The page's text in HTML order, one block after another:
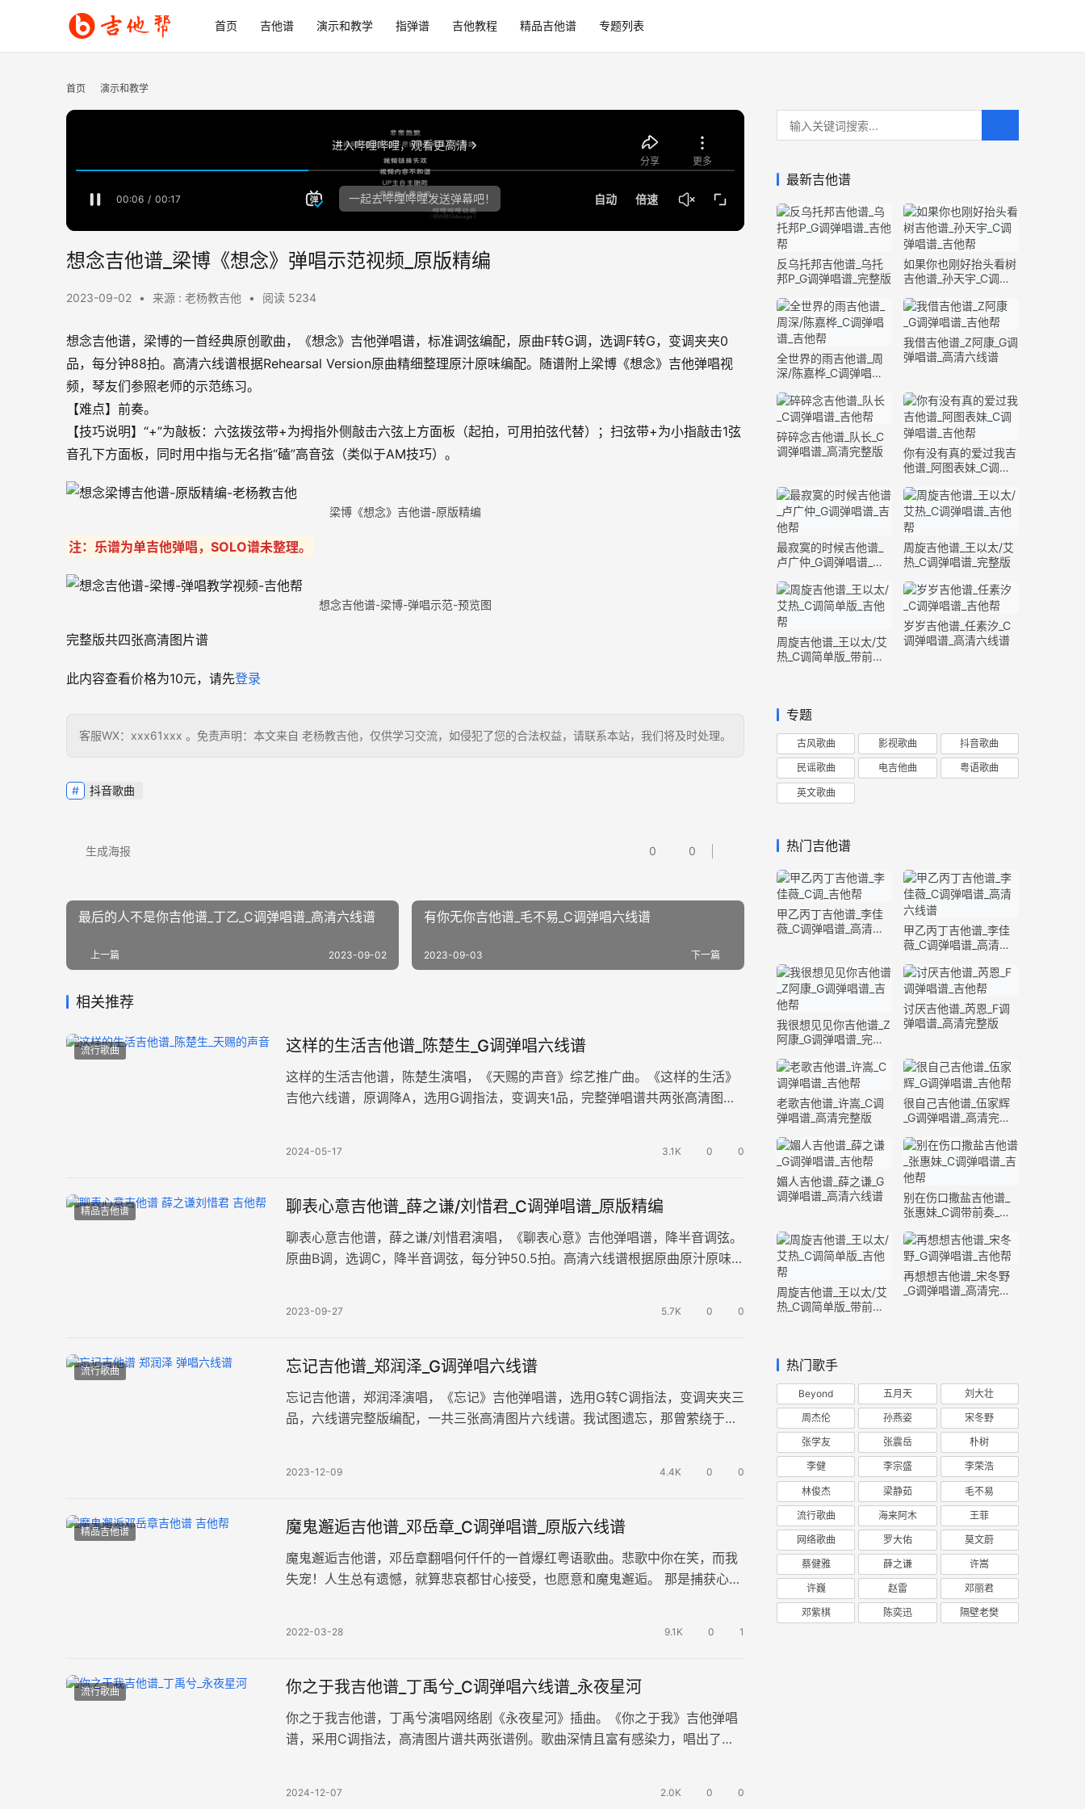
首页 吉他谱 演示和教学 指弹谱 吉他教程 精品吉他谱 专题列表
首页 演示和教学
想念吉他谱_梁博《想念》弹唱示范视频_原版精编
2023-09-02 • 来源 : 老杨教吉他 • 阅读 5234
想念吉他谱，梁博的一首经典原创歌曲，《想念》吉他弹唱谱，标准调弦编配，原曲F转G调，选调F转G，变调夹夹0
品，每分钟88拍。高清六线谱根据Rehearsal Version原曲精细整理原汁原味编配。随谱附上梁博《想念》吉他弹唱视
频，琴友们参照老师的示范练习。
【难点】前奏。
【技巧说明】“+”为敲板：六弦拨弦带+为拇指外侧敲击六弦上方面板（起拍，可用拍弦代替）；扫弦带+为小指敲击1弦
音孔下方面板，同时用中指与无名指“磕”高音弦（类似于AM技巧）。
梁博《想念》吉他谱-原版精编
注：乐谱为单吉他弹唱，SOLO谱未整理。
想念吉他谱-梁博-弹唱示范-预览图
完整版共四张高清图片谱
此内容查看价格为10元，请先登录
客服WX：xxx61xxx 。免责声明：本文来自 老杨教吉他，仅供学习交流，如侵犯了您的合法权益，请联系本站，我们将及时处理。
抖音歌曲
0 0
生成海报
最后的人不是你吉他谱_丁乙_C调弹唱谱_高清六线谱
上一篇 2023-09-02
有你无你吉他谱_毛不易_C调弹唱六线谱
下一篇
2023-09-03
相关推荐
流行歌曲 这样的生活吉他谱_陈楚生_G调弹唱六线谱
这样的生活吉他谱，陈楚生演唱，《天赐的声音》综艺推广曲。《这样的生活》
吉他六线谱，原调降A，选用G调指法，变调夹1品，完整弹唱谱共两张高清图片
2024-05-17 3.1K 0 0
精品吉他谱 聊表心意吉他谱_薛之谦/刘惜君_C调弹唱谱_原版精编
聊表心意吉他谱，薛之谦/刘惜君演唱，《聊表心意》吉他弹唱谱，降半音调弦。
原曲B调，选调C，降半音调弦，每分钟50.5拍。高清六线谱根据原曲原汁原味精
2023-09-27 5.7K 0 0
流行歌曲 忘记吉他谱_郑润泽_G调弹唱六线谱
忘记吉他谱，郑润泽演唱，《忘记》吉他弹唱谱，选用G转C调指法，变调夹夹三
品，六线谱完整版编配，一共三张高清图片六线谱。我试图遗忘，那曾萦绕于你
2023-12-09 4.4K 0 0
精品吉他谱 魔鬼邂逅吉他谱_邓岳章_C调弹唱谱_原版六线谱
魔鬼邂逅吉他谱，邓岳章翻唱何仟仟的一首爆红粤语歌曲。悲歌中你在笑，而我
失宠！人生总有遗憾，就算悲哀都甘心接受，也愿意和魔鬼邂逅。 那是捕获心灵
2022-03-28 9.1K 0 1
流行歌曲 你之于我吉他谱_丁禹兮_C调弹唱六线谱_永夜星河
你之于我吉他谱，丁禹兮演唱网络剧《永夜星河》插曲。《你之于我》吉他弹唱
谱，采用C调指法，高清图片谱共两张谱例。歌曲深情且富有感染力，唱出了爱
2024-12-07 2.0K 0 0
最新吉他谱
反乌托邦吉他谱_乌托
邦P_G调弹唱谱_完整版
如果你也刚好抬头看树
吉他谱_孙天宇_C调弹
全世界的雨吉他谱_周
深/陈嘉桦_C调弹唱谱_
我借吉他谱_Z阿康_G调
弹唱谱_高清六线谱
碎碎念吉他谱_队长_C
调弹唱谱_高清完整版
你有没有真的爱过我吉
他谱_阿图表妹_C调弹
最寂寞的时候吉他谱_
卢广仲_G调弹唱谱_高
周旋吉他谱_王以太/艾
热_C调弹唱谱_完整版
周旋吉他谱_王以太/艾
热_C调简单版_带前奏
岁岁吉他谱_任素汐_C
调弹唱谱_高清六线谱
专题
古风歌曲 影视歌曲 抖音歌曲
民谣歌曲 电吉他曲 粤语歌曲
英文歌曲
热门吉他谱
甲乙丙丁吉他谱_李佳
薇_C调弹唱谱_高清六
甲乙丙丁吉他谱_李佳
薇_C调弹唱谱_高清六
我很想见见你吉他谱_Z
阿康_G调弹唱谱_完整
讨厌吉他谱_芮恩_F调
弹唱谱_高清完整版
老歌吉他谱_许嵩_C调
弹唱谱_高清完整版
很自己吉他谱_伍家辉
_G调弹唱谱_高清完整
媚人吉他谱_薛之谦_G
调弹唱谱_高清六线谱
别在伤口撒盐吉他谱_
张惠妹_C调带前奏_完
周旋吉他谱_王以太/艾
热_C调简单版_带前奏
再想想吉他谱_宋冬野
_G调弹唱谱_高清完整
热门歌手
Beyond 五月天 刘大壮
周杰伦 孙燕姿 宋冬野
张学友 张震岳 朴树
李健 李宗盛 李荣浩
林俊杰 梁静茹 毛不易
流行歌曲 海来阿木 王菲
网络歌曲 罗大佑 莫文蔚
蔡健雅 薛之谦 许嵩
许巍 赵雷 邓丽君
邓紫棋 陈奕迅 隔壁老樊